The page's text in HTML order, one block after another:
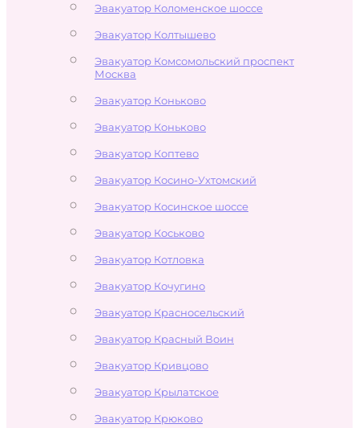
Эвакуатор Коломенское шоссе
Эвакуатор Колтышево
Эвакуатор Комсомольский проспект
Москва
Эвакуатор Коньково
Эвакуатор Коньково
Эвакуатор Коптево
Эвакуатор Косино-Ухтомский
Эвакуатор Косинское шоссе
Эвакуатор Коськово
Эвакуатор Котловка
Эвакуатор Кочугино
Эвакуатор Красносельский
Эвакуатор Красный Воин
Эвакуатор Кривцово
Эвакуатор Крылатское
Эвакуатор Крюково